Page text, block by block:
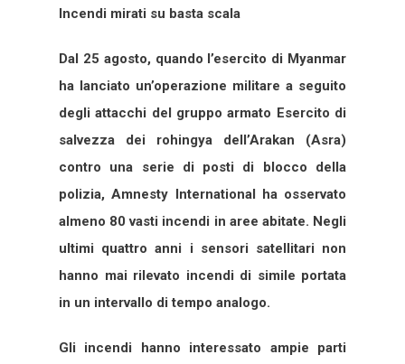
Incendi mirati su basta scala
Dal 25 agosto, quando l’esercito di Myanmar
ha lanciato un’operazione militare a seguito
degli attacchi del gruppo armato Esercito di
salvezza dei rohingya dell’Arakan (Asra)
contro una serie di posti di blocco della
polizia, Amnesty International ha osservato
almeno 80 vasti incendi in aree abitate. Negli
ultimi quattro anni i sensori satellitari non
hanno mai rilevato incendi di simile portata
in un intervallo di tempo analogo.
Gli incendi hanno interessato ampie parti